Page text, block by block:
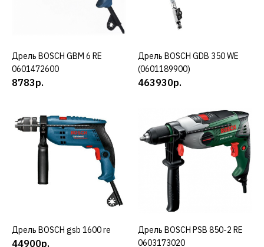
КУПИТЬ
ДОБАВИТЬ В ПОЖЕЛАНИЯ
BOSCH
131908р.
КУПИТЬ
ДОБАВИТЬ К СРАВНЕНИЮ
ДОБАВИТЬ В ПОЖЕЛАНИЯ
BOSCH
КУПИТЬ
Дрель BOSCH GBM 6 RE
0601472600
8783р.
КУПИТЬ
Дрель BOSCH GDB 350 WE
(0601189900)
463930р.
КУПИТЬ
Дрель BOSCH gsb 1600 re
44900р.
КУПИТЬ
Дрель BOSCH PSB 850-2 RE
0603173020